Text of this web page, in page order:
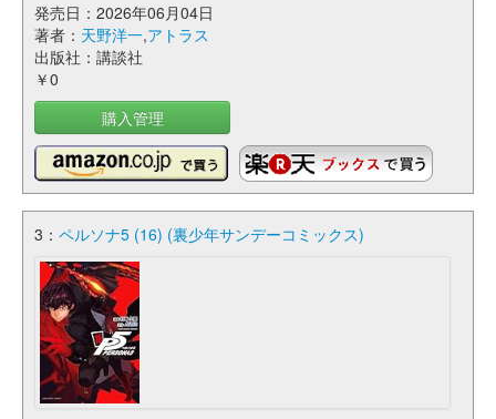
発売日：2026年06月04日
著者： 天野洋一,アトラス
出版社：講談社
￥0
購入管理
3： ペルソナ5 (16) (裏少年サンデーコミックス)